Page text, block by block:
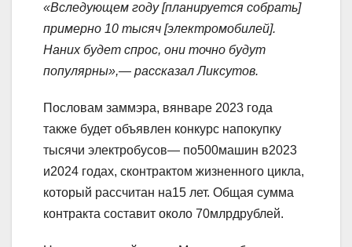
«Вследующем году [планируется собрать]
примерно 10 тысяч [электромобилей].
Наних будет спрос, они точно будут
популярны»,— рассказал Ликсутов.
Пословам заммэра, вянваре 2023 года
также будет объявлен конкурс напокупку
тысячи электробусов— по500машин в2023
и2024 годах, сконтрактом жизненного цикла,
который рассчитан на15 лет. Общая сумма
контракта составит около 70млрдрублей.